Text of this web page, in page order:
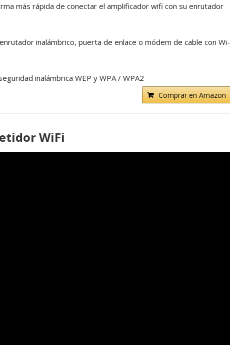
más rápida de conectar el amplificador wifi con su enrutador
inalámbrico, puerta de enlace o módem de cable con Wi-
inalámbrica WEP y WPA / WPA2
Comprar en Amazon
WiFi